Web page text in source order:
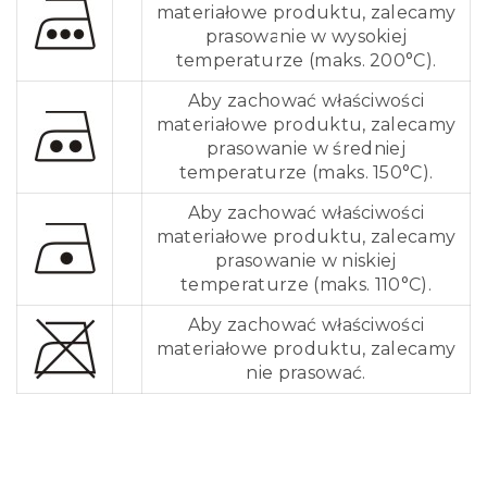
materiałowe produktu, zalecamy
prasowanie w wysokiej
temperaturze (maks. 200°C).
Aby zachować właściwości
materiałowe produktu, zalecamy
prasowanie w średniej
temperaturze (maks. 150°C).
Aby zachować właściwości
materiałowe produktu, zalecamy
prasowanie w niskiej
temperaturze (maks. 110°C).
Aby zachować właściwości
materiałowe produktu, zalecamy
nie prasować.